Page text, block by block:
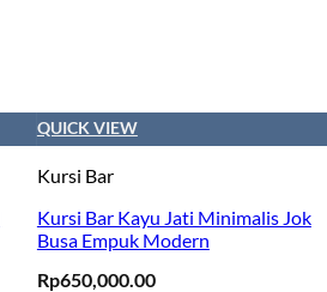
QUICK VIEW
Kursi Bar
Kursi Bar Kayu Jati Minimalis Jok
Busa Empuk Modern
Rp650,000.00